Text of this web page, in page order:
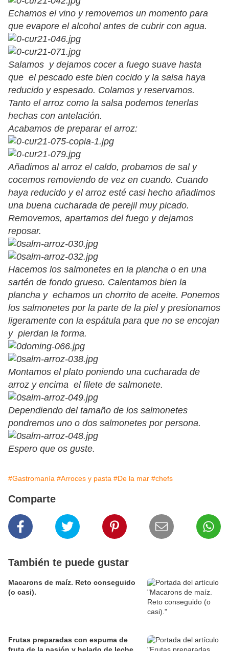
Echamos el vino y removemos un momento para
que evapore el alcohol antes de cubrir con agua.
Salamos y dejamos cocer a fuego suave hasta
que el pescado este bien cocido y la salsa haya
reducido y espesado. Colamos y reservamos.
Tanto el arroz como la salsa podemos tenerlas
hechas con antelación.
Acabamos de preparar el arroz:
Añadimos al arroz el caldo, probamos de sal y
cocemos removiendo de vez en cuando. Cuando
haya reducido y el arroz esté casi hecho añadimos
una buena cucharada de perejil muy picado.
Removemos, apartamos del fuego y dejamos
reposar.
Hacemos los salmonetes en la plancha o en una
sartén de fondo grueso. Calentamos bien la
plancha y echamos un chorrito de aceite. Ponemos
los salmonetes por la parte de la piel y presionamos
ligeramente con la espátula para que no se encojan
y pierdan la forma.
Montamos el plato poniendo una cucharada de
arroz y encima el filete de salmonete.
Dependiendo del tamaño de los salmonetes
pondremos uno o dos salmonetes por persona.
Espero que os guste.
#Gastromanía #Arroces y pasta #De la mar #chefs
Comparte
También te puede gustar
Macarons de maíz. Reto conseguido
(o casi).
Frutas preparadas con espuma de